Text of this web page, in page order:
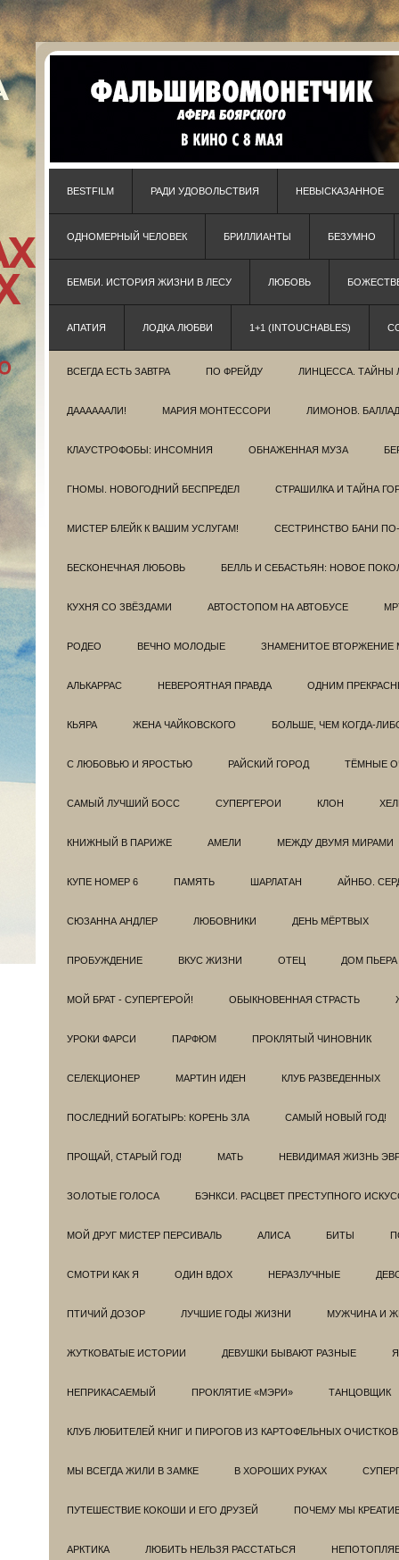
BESTFILM РАДИ УДОВОЛЬСТВИЯ НЕВЫСКАЗАННОЕ
ОДНОМЕРНЫЙ ЧЕЛОВЕК БРИЛЛИАНТЫ БЕЗУМНО
БЕМБИ. ИСТОРИЯ ЖИЗНИ В ЛЕСУ ЛЮБОВЬ
АПАТИЯ ЛОДКА ЛЮБВИ 1+1 (INTOUCHABLES)
ВСЕГДА ЕСТЬ ЗАВТРА ПО ФРЕЙДУ ЛИНЦЕССА. ТАЙНЫ
ДААААААЛИ! МАРИЯ МОНТЕССОРИ ЛИМОНОВ.
КЛАУСТРОФОБЫ: ИНСОМНИЯ ОБНАЖЕННАЯ МУЗА
ГНОМЫ. НОВОГОДНИЙ БЕСПРЕДЕЛ СТРАШИЛКА И ТАЙНА
МИСТЕР БЛЕЙК К ВАШИМ УСЛУГАМ! СЕСТРИНСТВО БАНИ
БЕСКОНЕЧНАЯ ЛЮБОВЬ БЕЛЛЬ И СЕБАСТЬЯН: НОВОЕ
КУХНЯ СО ЗВЁЗДАМИ АВТОСТОПОМ НА АВТОБУСЕ
РОДЕО ВЕЧНО МОЛОДЫЕ ЗНАМЕНИТОЕ ВТОРЖЕНИЕ
АЛЬКАРРАС НЕВЕРОЯТНАЯ ПРАВДА ОДНИМ
КЬЯРА ЖЕНА ЧАЙКОВСКОГО БОЛЬШЕ, ЧЕМ КОГДА-
С ЛЮБОВЬЮ И ЯРОСТЬЮ РАЙСКИЙ ГОРОД ТЁМНЫЕ
САМЫЙ ЛУЧШИЙ БОСС СУПЕРГЕРОИ КЛОН
КНИЖНЫЙ В ПАРИЖЕ АМЕЛИ МЕЖДУ ДВУМЯ МИРАМИ
КУПЕ НОМЕР 6 ПАМЯТЬ ШАРЛАТАН АЙНБО.
СЮЗАННА АНДЛЕР ЛЮБОВНИКИ ДЕНЬ МЁРТВЫХ
ПРОБУЖДЕНИЕ ВКУС ЖИЗНИ ОТЕЦ ДОМ ПЬЕРА
МОЙ БРАТ - СУПЕРГЕРОЙ! ОБЫКНОВЕННАЯ СТРАСТЬ
УРОКИ ФАРСИ ПАРФЮМ ПРОКЛЯТЫЙ ЧИНОВНИК
СЕЛЕКЦИОНЕР МАРТИН ИДЕН КЛУБ РАЗВЕДEННЫХ
ПОСЛЕДНИЙ БОГАТЫРЬ: КОРЕНЬ ЗЛА САМЫЙ НОВЫЙ ГОД!
ПРОЩАЙ, СТАРЫЙ ГОД! МАТЬ НЕВИДИМАЯ ЖИЗНЬ
ЗОЛОТЫЕ ГОЛОСА БЭНКСИ. РАСЦВЕТ ПРЕСТУПНОГО
МОЙ ДРУГ МИСТЕР ПЕРСИВАЛЬ АЛИСА БИТЫ
СМОТРИ КАК Я ОДИН ВДОХ НЕРАЗЛУЧНЫЕ
ПТИЧИЙ ДОЗОР ЛУЧШИЕ ГОДЫ ЖИЗНИ МУЖЧИНА И
ЖУТКОВАТЫЕ ИСТОРИИ ДЕВУШКИ БЫВАЮТ РАЗНЫЕ
НЕПРИКАСАЕМЫЙ ПРОКЛЯТИЕ «МЭРИ» ТАНЦОВЩИК
КЛУБ ЛЮБИТЕЛЕЙ КНИГ И ПИРОГОВ ИЗ КАРТОФЕЛЬНЫХ ОЧИСТКОВ
МЫ ВСЕГДА ЖИЛИ В ЗАМКЕ В ХОРОШИХ РУКАХ
ПУТЕШЕСТВИЕ КОКОШИ И ЕГО ДРУЗЕЙ ПОЧЕМУ МЫ
АРКТИКА ЛЮБИТЬ НЕЛЬЗЯ РАССТАТЬСЯ